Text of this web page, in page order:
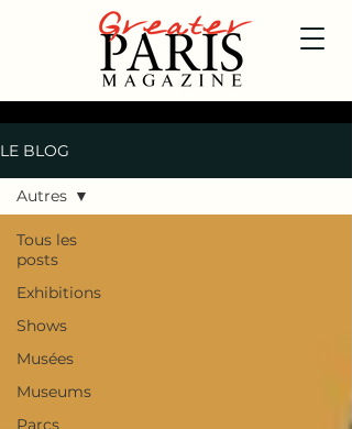
LE BLOG
Tous les
posts
Exhibitions
Shows
Musées
Museums
Parcs
Autres